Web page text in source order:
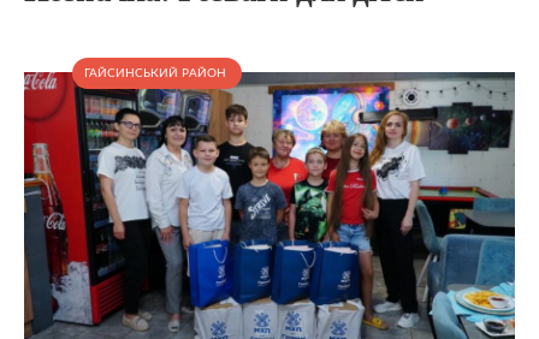
ГАЙСИНСЬКИЙ РАЙОН